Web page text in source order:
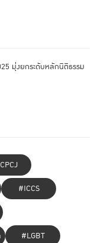
มุ่งยกระดับหลักนิติธรรม
#ICCS
#LGBT